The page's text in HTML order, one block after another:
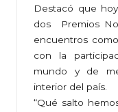
Destacó que
dos Premios
encuentros
con la
mundo y de
interior del país.
“Qué salto